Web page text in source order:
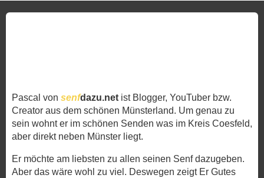
Pascal von senfdazu.net ist Blogger, YouTuber bzw.
Creator aus dem schönen Münsterland. Um genau zu
sein wohnt er im schönen Senden was im Kreis Coesfeld,
aber direkt neben Münster liegt.
Er möchte am liebsten zu allen seinen Senf dazugeben.
Aber das wäre wohl zu viel. Deswegen zeigt Er Gutes